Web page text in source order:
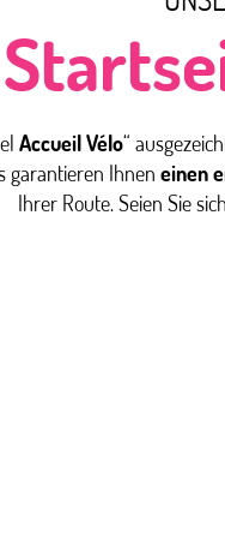
Accueil Vélo“
garantieren Ihnen einen
Ihrer Route. Seien Sie